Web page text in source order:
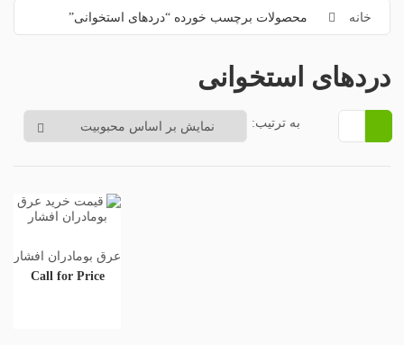
خانه محصولات برچسب خورده “دردهای استخوانی”
دردهای استخوانی
به ترتیب:
عرق بومادران افشار
Call for Price